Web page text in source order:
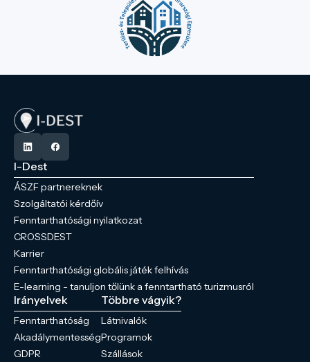
I-Dest
ÁSZF partnereknek
Szolgáltatói kérdőív
Fenntarthatósági nyilatkozat
CROSSDEST
Karrier
Fenntarthatósági globális játék felhívás
E-learning - tanuljon tőlünk a fenntartható turizmusról
Irányelvek
Fenntarthatóság
Akadálymentesség
GDPR
Többre vágyik?
Látnivalók
Programok
Szállások